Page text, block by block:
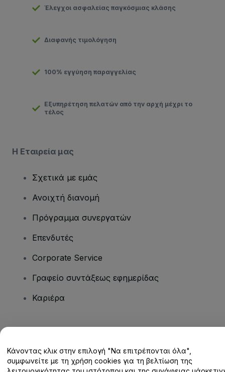
Έλεγχοι ασφαλείας παγκόσμιας κλάσης
Διαφανής τιμολόγηση
100% εγγύηση παραγγελίας
Εξυπηρέτηση πελατών από την αρχή μέχρι το
τέλος
Η Εταιρεία μας
Σχετικά με εμάς
Ανοιχτή διανομή
Πρόγραμμα συνεργατών
Επενδυτές
Corporate Service
Γραφείο συντάξεως εφημερίδας
Καριέρα
Κέντρο βοήθειας / Επικοινωνήστε μαζί μας
Κάνοντας κλικ στην επιλογή "Να επιτρέπονται όλα",
συμφωνείτε με τη χρήση cookies για τη βελτίωση της